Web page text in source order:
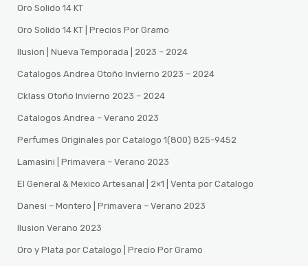
Oro Solido 14 KT
Oro Solido 14 KT | Precios Por Gramo
Ilusion | Nueva Temporada | 2023 – 2024
Catalogos Andrea Otoño Invierno 2023 – 2024
Cklass Otoño Invierno 2023 – 2024
Catalogos Andrea – Verano 2023
Perfumes Originales por Catalogo 1(800) 825-9452
Lamasini | Primavera – Verano 2023
El General & Mexico Artesanal | 2×1 | Venta por Catalogo
Danesi – Montero | Primavera – Verano 2023
Ilusion Verano 2023
Oro y Plata por Catalogo | Precio Por Gramo